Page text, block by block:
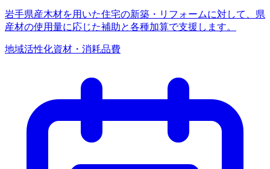
岩手県産木材を用いた住宅の新築・リフォームに対して、県
産材の使用量に応じた補助と各種加算で支援します。
地域活性化資材・消耗品費